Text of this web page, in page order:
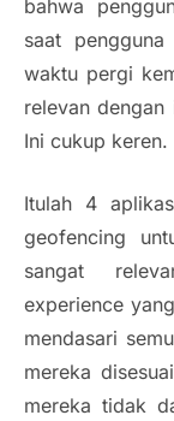
bahwa
saat
waktu pergi
relevan
Ini cukup keren.
Itulah 4
geofencing
sangat
experience
mendasari
mereka
mereka tidak